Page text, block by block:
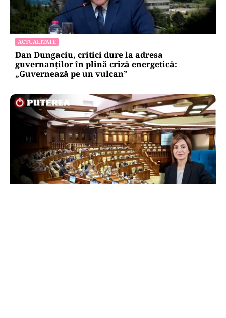
ACTUALITATE
Dan Dungaciu, critici dure la adresa
guvernanților în plină criză energetică:
„Guvernează pe un vulcan”